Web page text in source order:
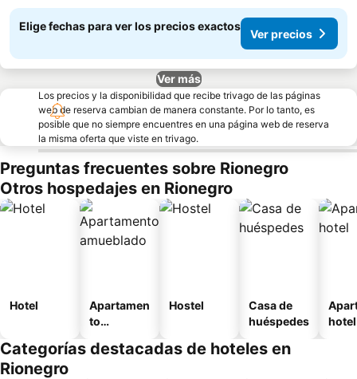
Elige fechas para ver los precios exactos
Ver precios
Ver más
Los precios y la disponibilidad que recibe trivago de las páginas
web de reserva cambian de manera constante. Por lo tanto, es
posible que no siempre encuentres en una página web de reserva
la misma oferta que viste en trivago.
Preguntas frecuentes sobre Rionegro
Otros hospedajes en Rionegro
Hotel
Apartamen
to
o
Hostel
Casa de
huéspedes
hotel
Categorías destacadas de hoteles en
Rionegro